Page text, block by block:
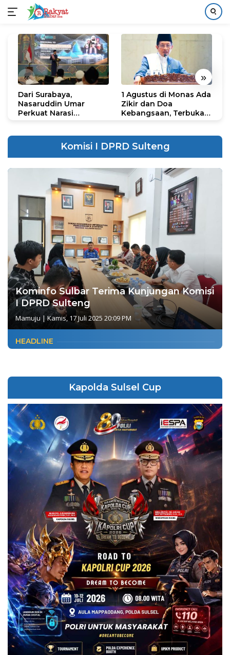
konten
« »
Dari Surabaya,
Nasaruddin Umar
Perkuat Narasi
1 Agustus di Monas Ada
Zikir dan Doa
Kebangsaan, Terbuka
Komisi I DPRD Sulteng
Kominfo Sulbar Terima Kunjungan Komisi
I DPRD Sulteng
Mamuju |Kamis, 17 Juli 2025 20:09 PM
HEADLINE
Kapolda Sulsel Cup